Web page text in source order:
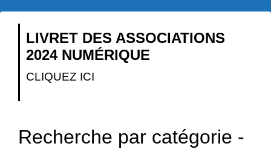
LIVRET DES ASSOCIATIONS
2024 NUMÉRIQUE
CLIQUEZ ICI
Recherche par catégorie -